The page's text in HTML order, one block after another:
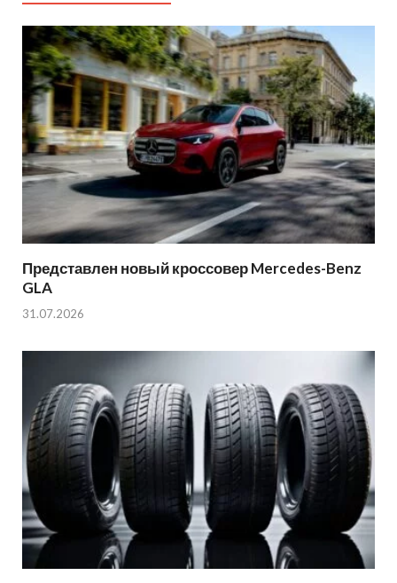
Представлен новый кроссовер Mercedes-Benz
GLA
31.07.2026